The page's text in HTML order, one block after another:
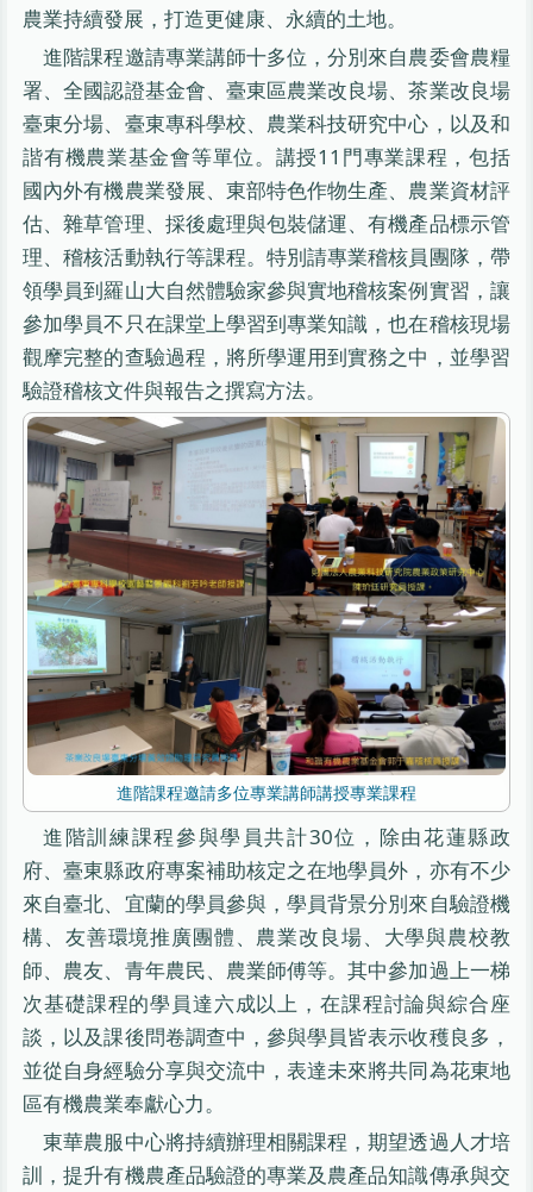
農業持續發展，打造更健康、永續的土地。
進階課程邀請專業講師十多位，分別來自農委會農糧
署、全國認證基金會、臺東區農業改良場、茶業改良場
臺東分場、臺東專科學校、農業科技研究中心，以及和
諧有機農業基金會等單位。講授11門專業課程，包括
國內外有機農業發展、東部特色作物生產、農業資材評
估、雜草管理、採後處理與包裝儲運、有機產品標示管
理、稽核活動執行等課程。特別請專業稽核員團隊，帶
領學員到羅山大自然體驗家參與實地稽核案例實習，讓
參加學員不只在課堂上學習到專業知識，也在稽核現場
觀摩完整的查驗過程，將所學運用到實務之中，並學習
驗證稽核文件與報告之撰寫方法。
進階課程邀請多位專業講師講授專業課程
進階訓練課程參與學員共計30位，除由花蓮縣政
府、臺東縣政府專案補助核定之在地學員外，亦有不少
來自臺北、宜蘭的學員參與，學員背景分別來自驗證機
構、友善環境推廣團體、農業改良場、大學與農校教
師、農友、青年農民、農業師傅等。其中參加過上一梯
次基礎課程的學員達六成以上，在課程討論與綜合座
談，以及課後問卷調查中，參與學員皆表示收穫良多，
並從自身經驗分享與交流中，表達未來將共同為花東地
區有機農業奉獻心力。
東華農服中心將持續辦理相關課程，期望透過人才培
訓，提升有機農產品驗證的專業及農產品知識傳承與交